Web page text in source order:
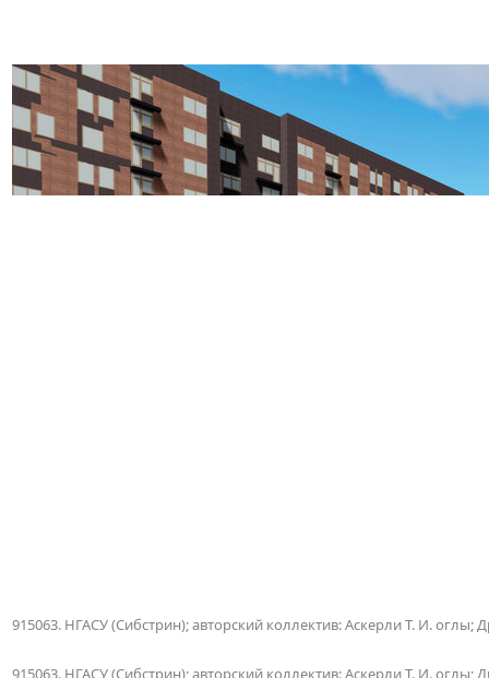
915063. НГАСУ (Сибстрин); авторский коллектив: Аскерли Т. И.